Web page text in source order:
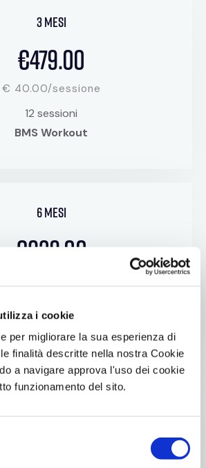
i cookie
per migliorare la sua esperienza di
finalità descritte nella nostra Cookie
a navigare approva l'uso dei cookie
funzionamento del sito.
3 mesi
€479.00
€ 40.00/sessione
12 sessioni
BMS Workout
6 mesi
€839.00
BMS Workout